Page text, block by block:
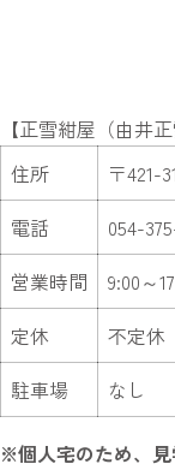
【正雪紺屋（由井
住所
〒421-
電話
054-
営業時間
9:00～
定休
不定休
駐車場
なし
※個人宅のため、